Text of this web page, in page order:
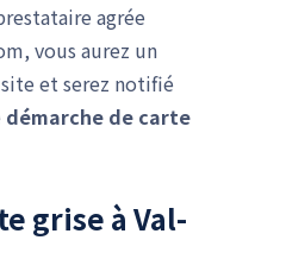
agrée
vous aurez un
et serez notifié
démarche de carte
grise à Val-